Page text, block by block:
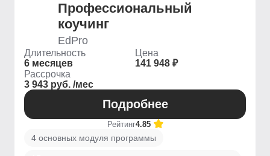
Профессиональный
коучинг
EdPro
Длительность
6 месяцев
Цена
141 948 ₽
Рассрочка
3 943 руб. /мес
Подробнее
Рейтинг4.85
4 основных модуля программы